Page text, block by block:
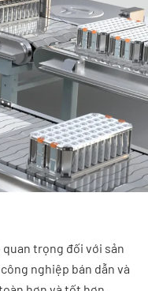
trọng đối với sản
nghiệp bán dẫn và